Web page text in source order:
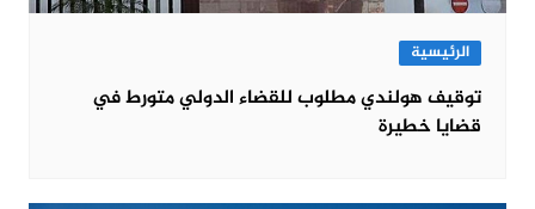
الرئيسية
توقيف هولندي مطلوب للقضاء الدولي متورط في
قضايا خطيرة